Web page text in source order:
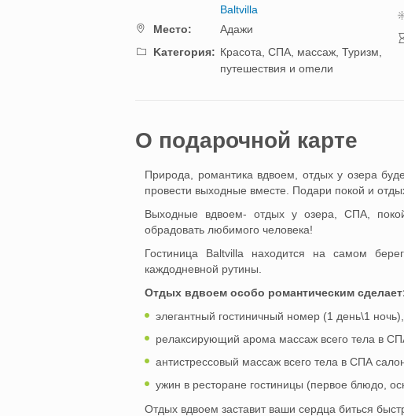
Baltvilla
Mестo:
Адажи
Kатегория: Красота, СПА, массаж, Туризм,
путешествия и оmели
O подарочной картe
Природа, романтика вдвоем, отдых у озера
провести выходные вместе. Подари покой и
Выходные вдвоем- отдых у озера, СПА,
обрадовать любимого человека!
Гостиница Baltvilla находится на самом
каждодневной рутины.
Отдых вдвоем особо романтическим
элегантный гостиничный номер (1 день\1 ночь),
релаксирующий арома массаж всего тела в
антистрессовый массаж всего тела в СПА
ужин в ресторане гостиницы (первое блюдо,
Отдых вдвоем заставит ваши сердца биться